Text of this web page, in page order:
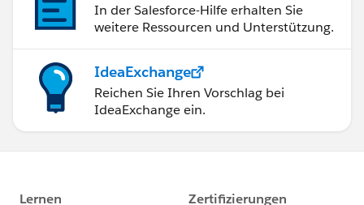
In der Salesforce-Hilfe erhalten Sie
weitere Ressourcen und Unterstützung.
IdeaExchange
Reichen Sie Ihren Vorschlag bei
IdeaExchange ein.